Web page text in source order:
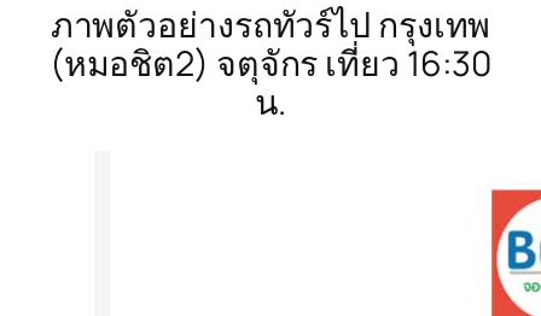
ภาพตัวอย่างรถทัวร์ไป กรุงเทพ
(หมอชิต2) จตุจักร เที่ยว 16:30
น.